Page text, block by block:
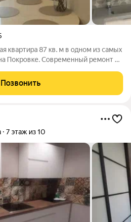
квартира 87 кв. м в одном из самых
выделенная полноразмерная кухня.
Позвонить
7 этаж из 10